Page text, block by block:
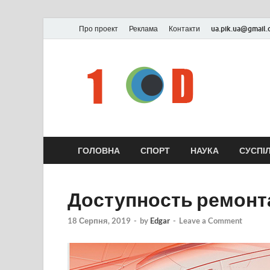
Про проект Реклама Контакти
ГОЛОВНА СПОРТ НАУКА
Доступность
18 Серпня, 2019 - by Edgar - Leave a Comment